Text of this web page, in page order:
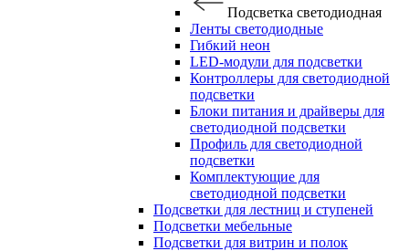
Подсветка светодиодная
Ленты светодиодные
Гибкий неон
LED-модули для подсветки
Контроллеры для светодиодной
подсветки
Блоки питания и драйверы для
светодиодной подсветки
Профиль для светодиодной
подсветки
Комплектующие для
светодиодной подсветки
Подсветки для лестниц и ступеней
Подсветки мебельные
Подсветки для витрин и полок